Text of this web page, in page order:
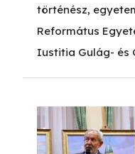
történész,
Református
Iustitia Gulág- és